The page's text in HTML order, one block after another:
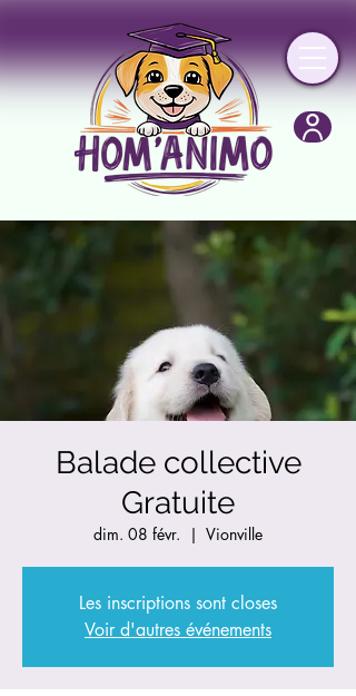
Balade collective
Gratuite
dim. 08 févr.
  |
Vionville
Les inscriptions sont closes
Voir d'autres événements